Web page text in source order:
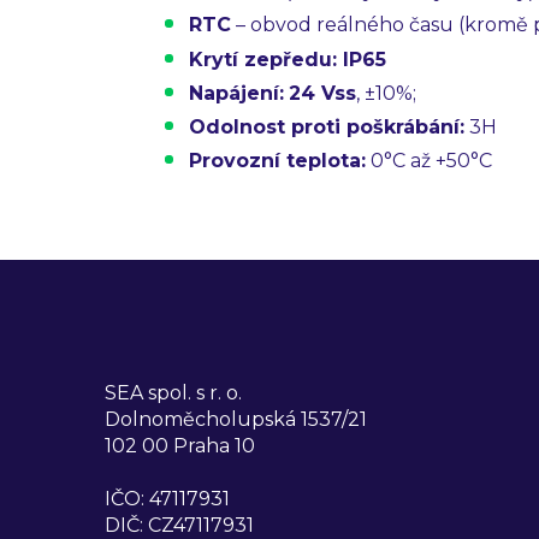
RTC – obvod reálného času (kromě
Krytí zepředu: IP65
Napájení: 24 Vss, ±10%;
Odolnost proti poškrábání: 3H
Provozní teplota: 0°C až +50°C
SEA spol. s r. o.
Dolnoměcholupská 1537/21
102 00 Praha 10
IČO: 47117931
DIČ: CZ47117931